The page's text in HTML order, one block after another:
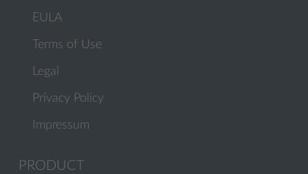
EULA
Terms of Use
Legal
Privacy Policy
Impressum
PRODUCT